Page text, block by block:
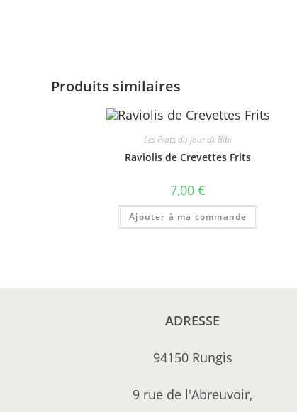
Produits similaires
Les Plats du jour de Bibi
Raviolis de Crevettes Frits
7,00€
Ajouter à ma commande
ADRESSE
94150 Rungis
9 rue de l'Abreuvoir,